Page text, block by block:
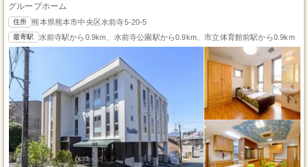
グループホーム
住所 熊本県熊本市中央区水前寺5-20-5
最寄駅 水前寺駅から0.9km、水前寺公園駅から0.9km、市立体育館前駅から0.9km